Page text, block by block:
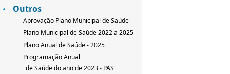
Outros
Aprovação Plano Municipal de Saúde
Plano Municipal de Saúde 2022 a 2025
Plano Anual de Saúde - 2025
Programação Anual
de Saúde do ano de 2023 - PAS